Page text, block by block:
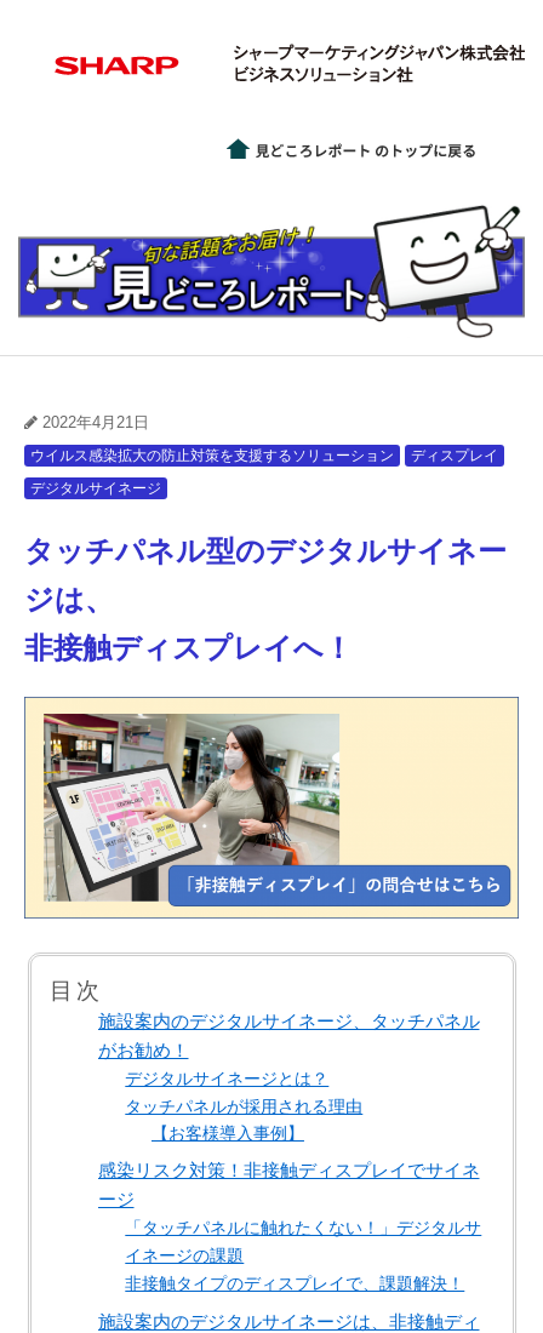
2022年4月21日
ウイルス感染拡大の防止対策を支援するソリューション
ディスプレイ
デジタルサイネージ
タッチパネル型のデジタルサイネー
ジは、
非接触ディスプレイへ！
目次
施設案内のデジタルサイネージ、タッチパネル
がお勧め！
デジタルサイネージとは？
タッチパネルが採用される理由
【お客様導入事例】
感染リスク対策！非接触ディスプレイでサイネ
ージ
「タッチパネルに触れたくない！」デジタルサ
イネージの課題
非接触タイプのディスプレイで、課題解決！
施設案内のデジタルサイネージは、非接触ディ